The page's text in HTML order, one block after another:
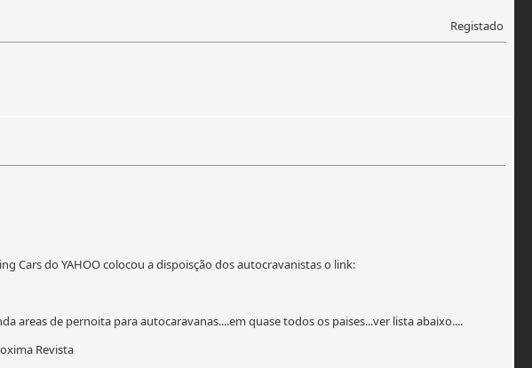
Registado
Cars do YAHOO colocou a dispoisção dos autocravanistas o link:
areas de pernoita para autocaravanas....em quase todos os paises...ver lista abaixo....
Revista